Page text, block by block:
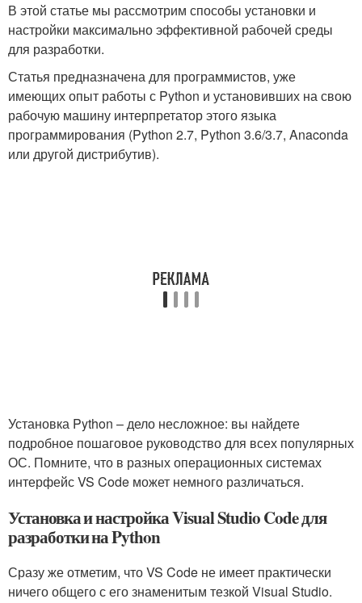
В этой статье мы рассмотрим способы установки и
настройки максимально эффективной рабочей среды
для разработки.
Статья предназначена для программистов, уже
имеющих опыт работы с Python и установивших на свою
рабочую машину интерпретатор этого языка
программирования (Python 2.7, Python 3.6/3.7, Anaconda
или другой дистрибутив).
Установка Python – дело несложное: вы найдете
подробное пошаговое руководство для всех популярных
ОС. Помните, что в разных операционных системах
интерфейс VS Code может немного различаться.
Установка и настройка Visual Studio Code для
разработки на Python
Сразу же отметим, что VS Code не имеет практически
ничего общего с его знаменитым тезкой Visual Studio.